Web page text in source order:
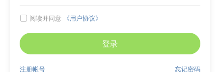
 阅读并同意 《用户协议》
登录
忘记密码
注册帐号